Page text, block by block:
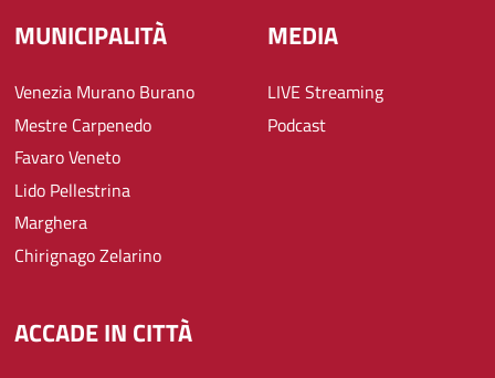
MUNICIPALITÀ
Venezia Murano Burano
Mestre Carpenedo
Favaro Veneto
Lido Pellestrina
Marghera
Chirignago Zelarino
MEDIA
LIVE Streaming
Podcast
ACCADE IN CITTÀ